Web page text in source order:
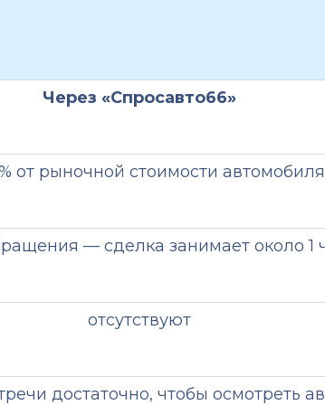
Через «Спросавто66»
от рыночной стоимости автомобиля
— сделка занимает около 1
отсутствуют
достаточно, чтобы осмотреть